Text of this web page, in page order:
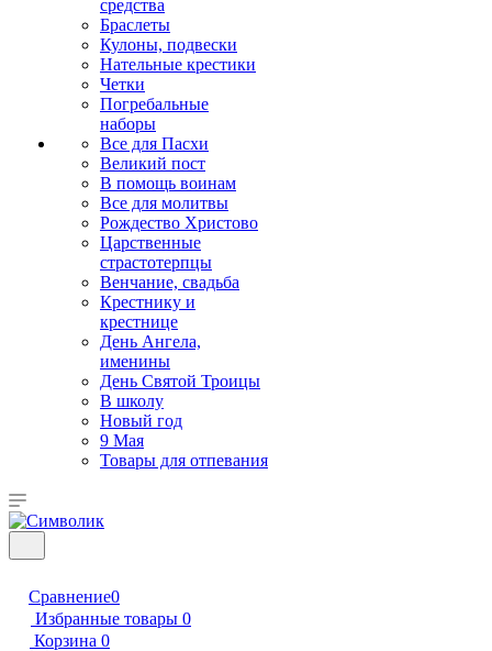
средства
Браслеты
Кулоны, подвески
Нательные крестики
Четки
Погребальные
наборы
Все для Пасхи
Великий пост
В помощь воинам
Все для молитвы
Рождество Христово
Царственные
страстотерпцы
Венчание, свадьба
Крестнику и
крестнице
День Ангела,
именины
День Святой Троицы
В школу
Новый год
9 Мая
Товары для отпевания
Сравнение0
Избранные товары 0
Корзина 0